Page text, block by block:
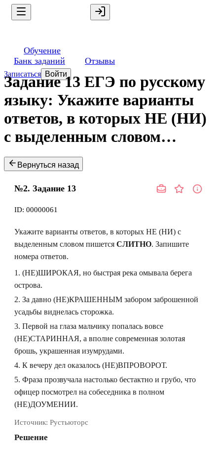
Обучение
Банк заданий
Отзывы
Записаться Войти
Задание 13 ЕГЭ по русскому
языку: Укажите варианты
ответов, в которых НЕ (НИ)
с выделенным словом…
Вернуться назад
№2. Задание 13
ID: 00000061
Укажите варианты ответов, в которых НЕ (НИ) с
выделенным словом пишется СЛИТНО. Запишите
номера ответов.
(НЕ)ШИРОКАЯ, но быстрая река омывала берега
острова.
За давно (НЕ)КРАШЕННЫМ забором заброшенной
усадьбы виднелась сторожка.
Первой на глаза мальчику попалась вовсе
(НЕ)СТАРИННАЯ, а вполне современная золотая
брошь, украшенная изумрудами.
К вечеру дел оказалось (НЕ)ВПРОВОРОТ.
Фраза прозвучала настолько бестактно и грубо, что
офицер посмотрел на собеседника в полном
(НЕ)ДОУМЕНИИ.
Источник: Рустьюторс
Решение